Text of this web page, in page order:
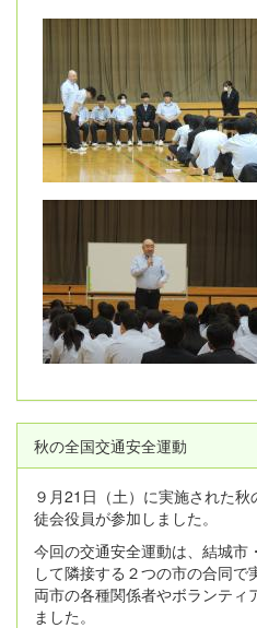
秋の全国交通安全運動
９月21日（土）に実施された
徒会役員が参加しました。
今回の交通安全運動は、結城市
して隣接する２つの市の合同で
両市の各種関係者やボランテ
ました。